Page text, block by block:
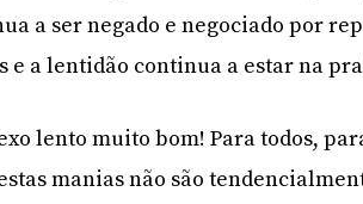
a ser negado e negociado por
e a lentidão continua a estar na
lento muito bom! Para todos,
manias não são